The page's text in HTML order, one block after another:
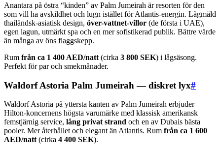
Anantara på östra “kinden” av Palm Jumeirah är resorten för den
som vill ha avskildhet och lugn istället för Atlantis-energin. Lågmäld
thailändsk-asiatisk design, över-vattnet-villor (de första i UAE),
egen lagun, utmärkt spa och en mer sofistikerad publik. Bättre värde
än många av öns flaggskepp.
Rum från ca 1 400 AED/natt (cirka 3 800 SEK) i lågsäsong.
Perfekt för par och smekmånader.
Waldorf Astoria Palm Jumeirah — diskret lyx#
Waldorf Astoria på yttersta kanten av Palm Jumeirah erbjuder
Hilton-koncernens högsta varumärke med klassisk amerikansk
femstjärnig service, lång privat strand och en av Dubais bästa
pooler. Mer återhållet och elegant än Atlantis. Rum från ca 1 600
AED/natt (cirka 4 400 SEK).